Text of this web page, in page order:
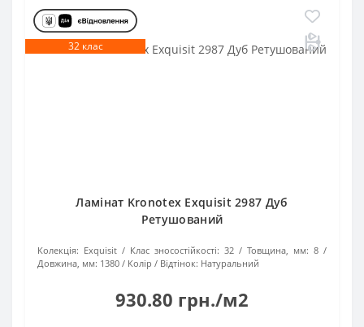
32 клас
Ламінат Kronotex Exquisit 2987 Дуб
Ретушований
Колекція: Exquisit Клас зносостійкості: 32 Товщина, мм: 8
Довжина, мм: 1380 Колір / Відтінок: Натуральний
930.80 грн./м2